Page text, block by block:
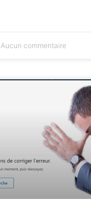
Aucun commentaire